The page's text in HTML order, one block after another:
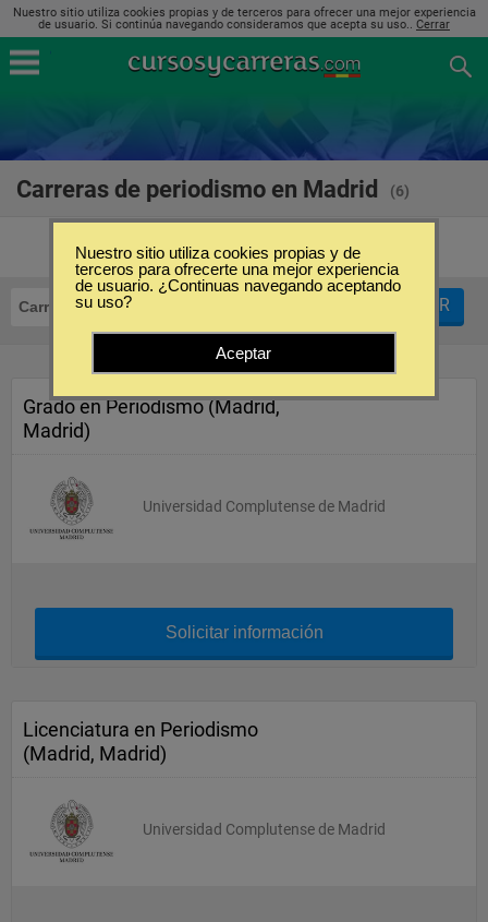
Nuestro sitio utiliza cookies propias y de terceros para ofrecer una mejor experiencia
de usuario. Si continúa navegando consideramos que acepta su uso.. Cerrar
Carreras de periodismo en Madrid (6)
Carreras FILTRAR
Grado en Periodismo (Madrid,
Madrid)
Universidad Complutense de Madrid
Solicitar información
Licenciatura en Periodismo
(Madrid, Madrid)
Universidad Complutense de Madrid
Nuestro sitio utiliza cookies propias y de
terceros para ofrecerte una mejor experiencia
de usuario. ¿Continuas navegando aceptando
su uso?
Aceptar